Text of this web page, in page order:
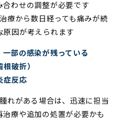
わせの調整が必要です
療から数日経っても痛みが続
原因が考えられます
部の感染が残っている
破折）
症反応
れがある場合は、迅速に担当
療や追加の処置が必要かも